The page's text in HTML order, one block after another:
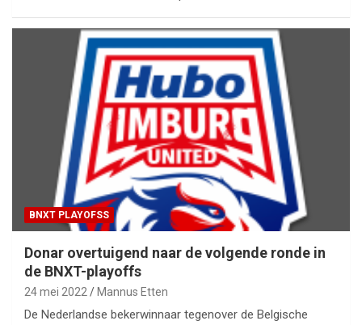
BNXT PLAYOFSS
Donar overtuigend naar de volgende ronde in
de BNXT-playoffs
24 mei 2022 Mannus Etten
De Nederlandse bekerwinnaar tegenover de Belgische